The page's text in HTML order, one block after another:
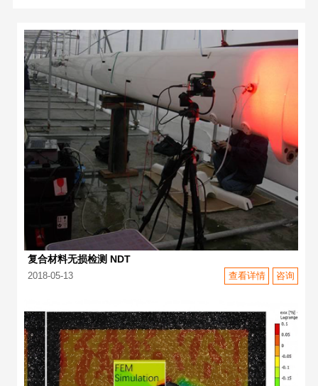
复合材料无损检测 NDT
2018-05-13 查看详情 咨询